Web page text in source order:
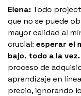
Elena: Todo
que no se puede
mayor calidad al
crucial: esperar el
bajo, todo a la vez.
proceso de
aprendizaje en
precio, ignorando